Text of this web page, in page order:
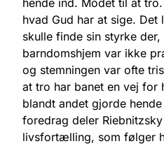
hende ind. Modet til at
hvad Gud har at sige.
skulle finde sin styrke
barndomshjem var ikke
og stemningen var ofte
at tro har banet en vej for
blandt andet gjorde
foredrag deler
livsfortælling, som følger